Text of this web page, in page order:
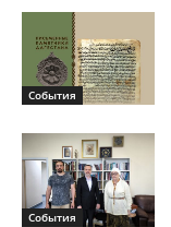
События
События